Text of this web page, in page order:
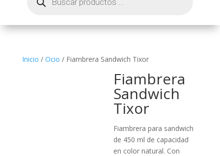
productos
Inicio / Ocio / Fiambrera Sandwich Tixor
Fiambrera
Sandwich
Tixor
Fiambrera para sandwich
de 450 ml de capacidad
en color natural. Con